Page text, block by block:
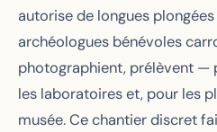
autorise de longues
archéologues bénévoles
photographient, prélèvent —
les laboratoires et, pour les
musée. Ce chantier discret